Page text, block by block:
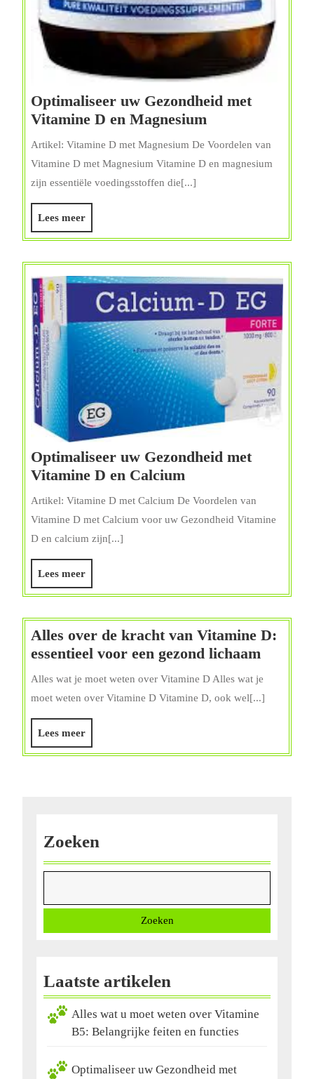
Optimaliseer uw Gezondheid met
Vitamine D en Magnesium
met
Magnesium
Artikel: Vitamine D met Magnesium De Voordelen van
Vitamine D met Magnesium Vitamine D en magnesium
zijn essentiële voedingsstoffen die[...]
Lees meerLees
meer
Optimaliseer uw Gezondheid met
Vitamine D en Calcium
uw
met
Calcium
Artikel: Vitamine D met Calcium De Voordelen van
Vitamine D met Calcium voor uw Gezondheid Vitamine
D en calcium zijn[...]
Lees meerLees
meer
Alles over de kracht van Vitamine D:
essentieel voor een gezond lichaam
kracht
D:
Alles wat je moet weten over Vitamine D Alles wat je
moet weten over Vitamine D Vitamine D, ook wel[...]
Lees meerLees
meer
Zoeken
Zoeken
Laatste artikelen
Alles wat u moet weten over Vitamine
B5: Belangrijke feiten en functies
Optimaliseer uw Gezondheid met